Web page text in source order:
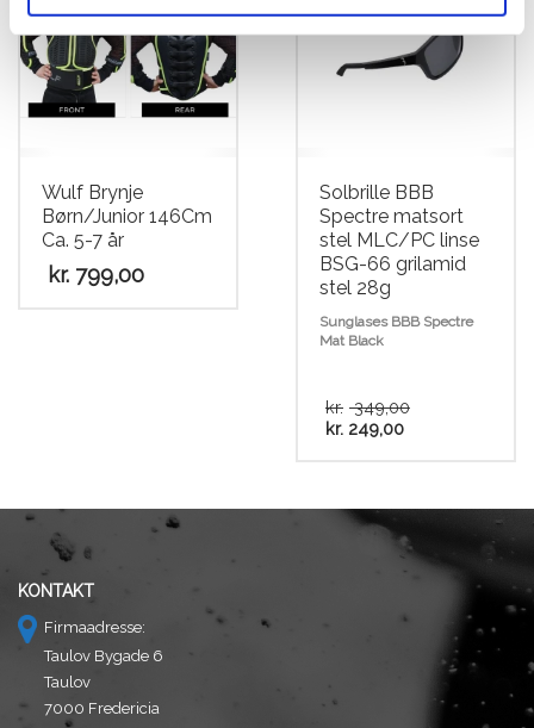
Wulf Brynje
Børn/Junior 146Cm
Ca. 5-7 år
kr. 799,00
Solbrille BBB
Spectre matsort
stel MLC/PC linse
BSG-66 grilamid
stel 28g
Sunglases BBB Spectre
Mat Black
kr. 349,00
kr.249,00
kr. 249,00.
KONTAKT
Firmaadresse:
Taulov Bygade 6
Taulov
7000 Fredericia